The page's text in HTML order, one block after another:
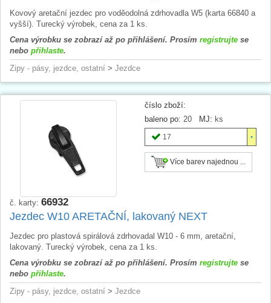
Kovový aretační jezdec pro voděodolná zdrhovadla W5 (karta 66840 a
vyšší). Turecký výrobek, cena za 1 ks.
Cena výrobku se zobrazí až po přihlášení. Prosím registrujte se
nebo přihlaste.
Zipy - pásy, jezdce, ostatní > Jezdce
číslo zboží:
baleno po: 20 MJ: ks
17
Více barev najednou ...
č. karty: 66932
Jezdec W10 ARETAČNÍ, lakovaný NEXT
Jezdec pro plastová spirálová zdrhovadal W10 - 6 mm, aretační,
lakovaný. Turecký výrobek, cena za 1 ks.
Cena výrobku se zobrazí až po přihlášení. Prosím registrujte se
nebo přihlaste.
Zipy - pásy, jezdce, ostatní > Jezdce